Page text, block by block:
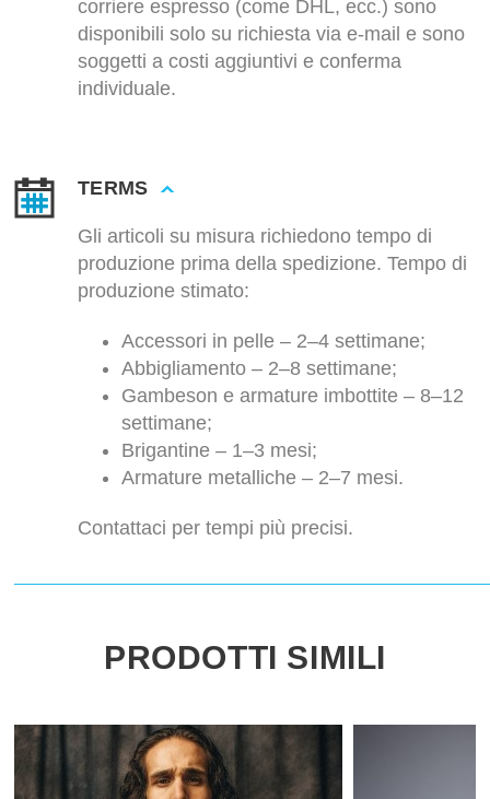
corriere espresso (come DHL, ecc.) sono
disponibili solo su richiesta via e-mail e sono
soggetti a costi aggiuntivi e conferma
individuale.
TERMS
Gli articoli su misura richiedono tempo di
produzione prima della spedizione. Tempo di
produzione stimato:
Accessori in pelle – 2–4 settimane;
Abbigliamento – 2–8 settimane;
Gambeson e armature imbottite – 8–12
settimane;
Brigantine – 1–3 mesi;
Armature metalliche – 2–7 mesi.
Contattaci per tempi più precisi.
PRODOTTI SIMILI